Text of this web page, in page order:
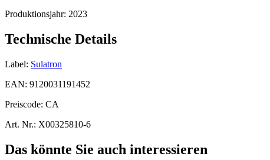
Produktionsjahr: 2023
Technische Details
Label: Sulatron
EAN: 9120031191452
Preiscode: CA
Art. Nr.: X00325810-6
Das könnte Sie auch interessieren